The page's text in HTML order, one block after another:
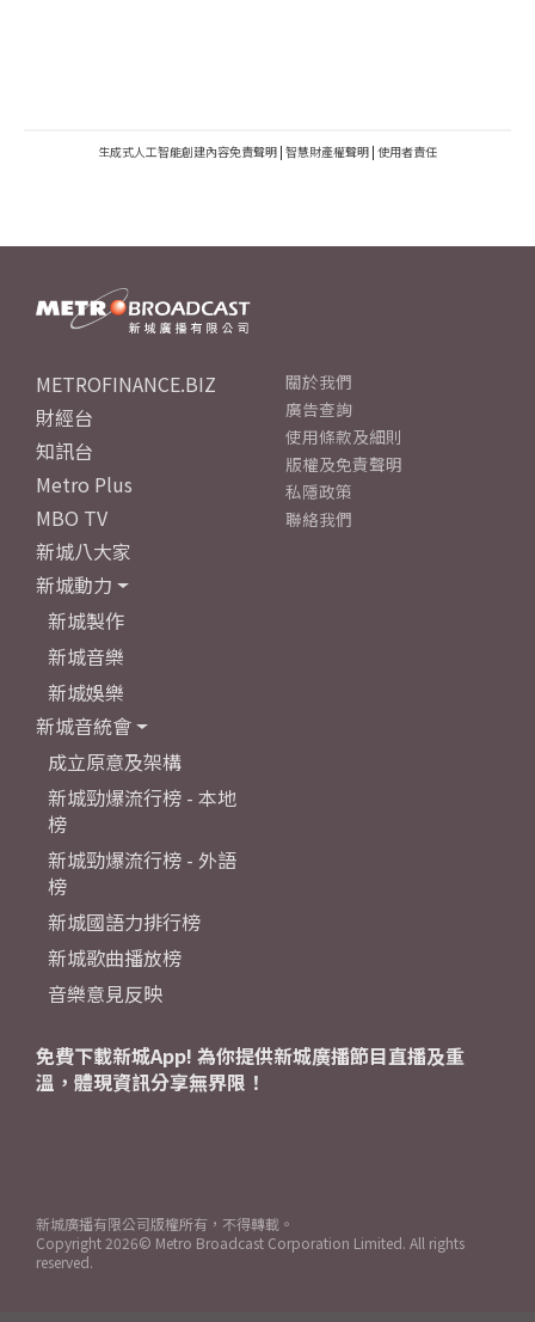
生成式人工智能創建內容免責聲明 | 智慧財產權聲明 | 使用者責任
METROFINANCE.BIZ
財經台
知訊台
Metro Plus
MBO TV
新城八大家
新城動力
新城製作
新城音樂
新城娛樂
新城音統會
成立原意及架構
新城勁爆流行榜 - 本地
榜
新城勁爆流行榜 - 外語
榜
新城國語力排行榜
新城歌曲播放榜
音樂意見反映
關於我們
廣告查詢
使用條款及細則
版權及免責聲明
私隱政策
聯絡我們
免費下載新城App! 為你提供新城廣播節目直播及重
溫，體現資訊分享無界限！
新城廣播有限公司版權所有，不得轉載。
Copyright 2026© Metro Broadcast Corporation Limited. All rights
reserved.